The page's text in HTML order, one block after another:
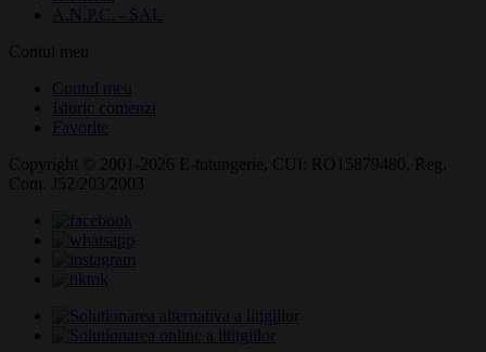
A.N.P.C. - SAL
Contul meu
Contul meu
Istoric comenzi
Favorite
Copyright © 2001-2026 E-tutungerie, CUI: RO15879480, Reg.
Com. J52/203/2003